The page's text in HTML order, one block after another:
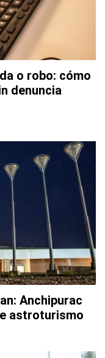
o robo: cómo
denuncia
Anchipurac
astroturismo